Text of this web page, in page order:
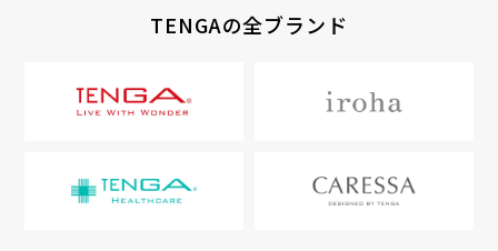
TENGAの全ブランド